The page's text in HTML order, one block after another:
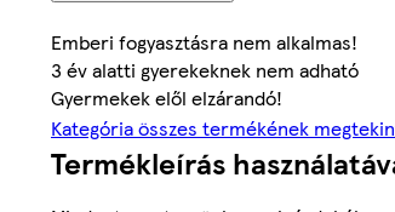
Emberi fogyasztásra nem alkalmas!
3 év alatti gyerekeknek nem adható
Gyermekek elől elzárandó!
Kategória összes termékének
Termékleírás